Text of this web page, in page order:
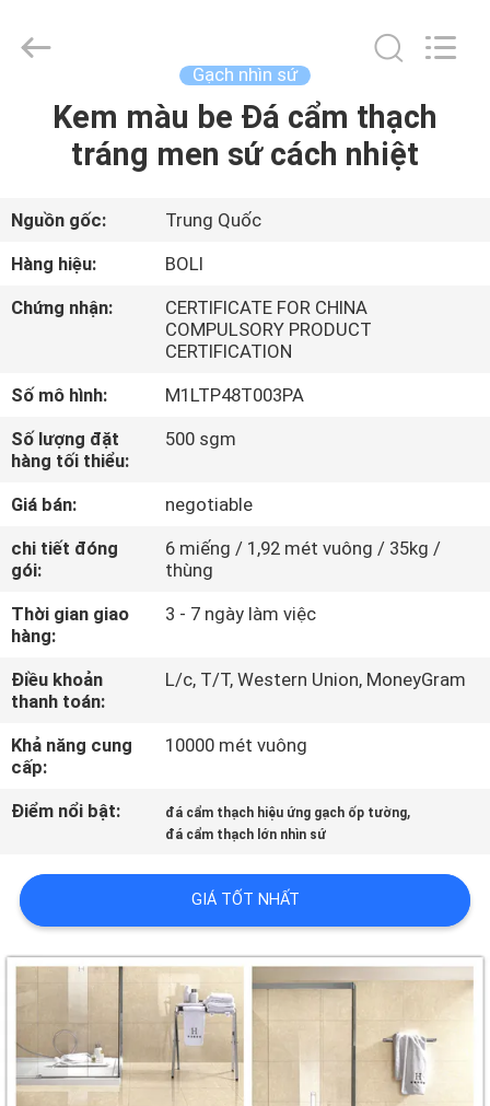
NHÀ
PHẨM
VIDEO
CHÚNG
TÔI
CHUYẾN
THAM
QUAN
NHÀ
MÁY
KIỂM
SOÁT
CHẤT
LIÊN
VỚI
CHÚNG
TÔI
CERAMICS
Gạch nhìn sứ
Kem màu be Đá cẩm thạch
tráng men sứ cách nhiệt
Nguồn gốc:
Trung Quốc
Hàng hiệu:
BOLI
Chứng nhận:
CERTIFICATE FOR CHINA
COMPULSORY PRODUCT
CERTIFICATION
Số mô hình:
M1LTP48T003PA
Số lượng đặt
hàng tối thiểu:
500 sgm
Giá bán:
negotiable
chi tiết đóng
gói:
6 miếng / 1,92 mét vuông / 35kg /
thùng
Thời gian giao
hàng:
3 - 7 ngày làm việc
Điều khoản
thanh toán:
L/c, T/T, Western Union, MoneyGram
Khả năng cung
cấp:
10000 mét vuông
Điểm nổi bật: đá cẩm thạch hiệu ứng gạch ốp tường,
đá cẩm thạch lớn nhìn sứ
GIÁ TỐT NHẤT